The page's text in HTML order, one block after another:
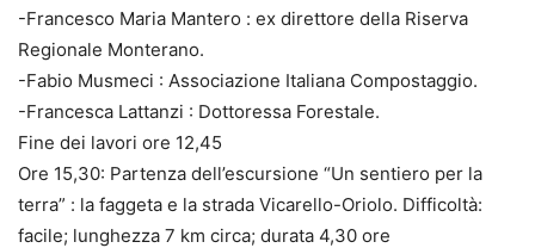
-Francesco Maria Mantero : ex direttore della Riserva
Regionale Monterano.
-Fabio Musmeci : Associazione Italiana Compostaggio.
-Francesca Lattanzi : Dottoressa Forestale.
Fine dei lavori ore 12,45
Ore 15,30: Partenza dell’escursione “Un sentiero per la
terra” : la faggeta e la strada Vicarello-Oriolo. Difficoltà:
facile; lunghezza 7 km circa; durata 4,30 ore